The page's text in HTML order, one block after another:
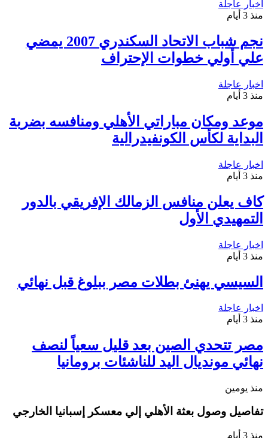
اخبار عاجلة
منذ 3 أيام
نجم شباب الاتحاد السكندري 2007 يمضي
علي أولي خطوات الإحتراف
اخبار عاجلة
منذ 3 أيام
موعد ومكان مباراتي الأهلي ومنافسه بضربة
البداية لكأس الكونفيدرالية
اخبار عاجلة
منذ 3 أيام
كاف يعلن منافس الزمالك الإفريقي بالدور
التمهيدي الأول
اخبار عاجلة
منذ 3 أيام
السيسي يهنئ بطلات مصر ببلوغ قبل نهائي
اخبار عاجلة
منذ 3 أيام
مصر تتحدي الصين بعد قليل سعياً لنصف
نهائي مونديال اليد للناشئات برومانيا
منذ يومين
تفاصيل وصول بعثة الأهلي إلي معسكر إسبانيا الخارجي
منذ 3 أيام